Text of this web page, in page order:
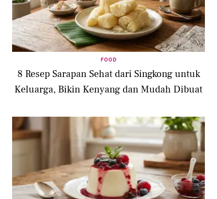
FOOD
8 Resep Sarapan Sehat dari Singkong untuk
Keluarga, Bikin Kenyang dan Mudah Dibuat